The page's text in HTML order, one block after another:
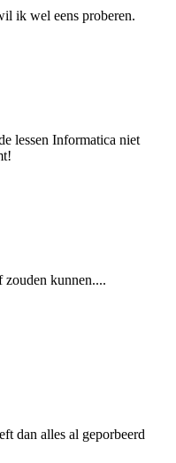
ik wel eens proberen.
lessen Informatica niet
kunnen....
dan alles al geporbeerd